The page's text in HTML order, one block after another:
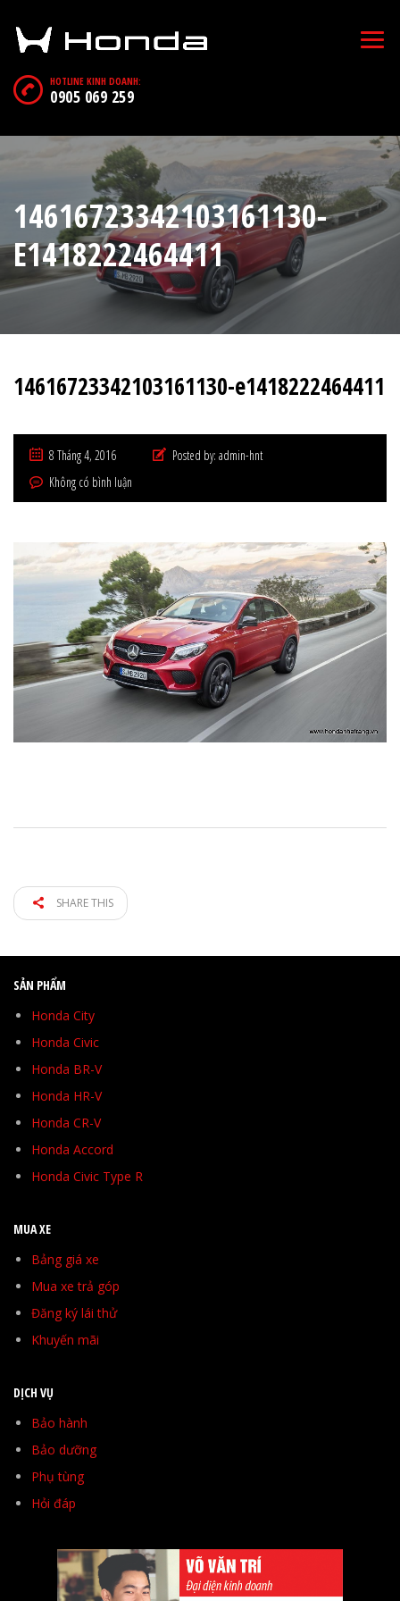
HOTLINE KINH DOANH:
0905 069 259
14616723342103161130-
E1418222464411
14616723342103161130-e1418222464411
8 Tháng 4, 2016 Posted by: admin-hnt
Không có bình luận
SHARE THIS
SẢN PHẨM
Honda City
Honda Civic
Honda BR-V
Honda HR-V
Honda CR-V
Honda Accord
Honda Civic Type R
MUA XE
Bảng giá xe
Mua xe trả góp
Đăng ký lái thử
Khuyến mãi
DỊCH VỤ
Bảo hành
Bảo dưỡng
Phụ tùng
Hỏi đáp